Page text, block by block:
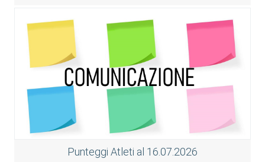
Punteggi Atleti al 16.07.2026